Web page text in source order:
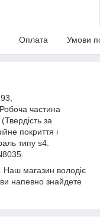
Оплата Умови
частина
за
покриття і
типу s4.
Наш магазин володіє
напевно знайдете